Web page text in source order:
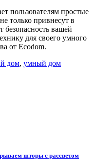
пользователям простые
только привнесут в
безопасность вашей
для своего умного
от Ecodom.
дом, умный дом
шторы с рассветом